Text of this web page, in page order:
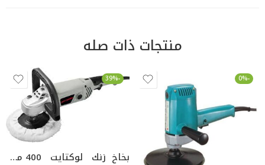
منتجات ذات صله
-0%
-39%
بخاخ زنك لوكتايت 400 مل LOCTITE 7800